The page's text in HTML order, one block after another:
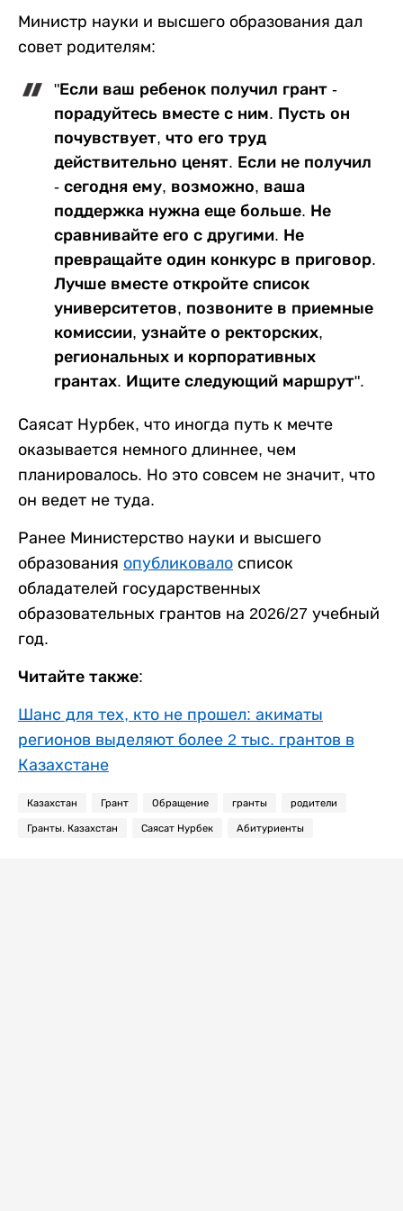
Министр науки и высшего образования дал
совет родителям:
"Если ваш ребенок получил грант -
порадуйтесь вместе с ним. Пусть он
почувствует, что его труд
действительно ценят. Если не получил
- сегодня ему, возможно, ваша
поддержка нужна еще больше. Не
сравнивайте его с другими. Не
превращайте один конкурс в приговор.
Лучше вместе откройте список
университетов, позвоните в приемные
комиссии, узнайте о ректорских,
региональных и корпоративных
грантах. Ищите следующий маршрут".
Саясат Нурбек, что иногда путь к мечте
оказывается немного длиннее, чем
планировалось. Но это совсем не значит, что
он ведет не туда.
Ранее Министерство науки и высшего
образования опубликовало список
обладателей государственных
образовательных грантов на 2026/27 учебный
год.
Читайте также:
Шанс для тех, кто не прошел: акиматы
регионов выделяют более 2 тыс. грантов в
Казахстане
Казахстан Грант Обращение гранты родители
Гранты. Казахстан Саясат Нурбек Абитуриенты